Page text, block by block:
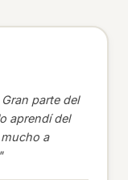
parte del
aprendí del
a